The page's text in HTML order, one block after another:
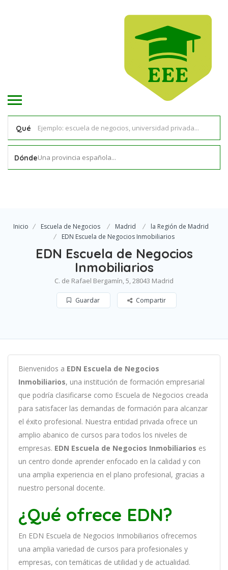
Qué
DóndeUna provincia española...
Inicio Escuela de Negocios Madrid
la Región de Madrid
EDN Escuela de Negocios Inmobiliarios
EDN Escuela de Negocios
Inmobiliarios
C. de Rafael Bergamín, 5, 28043 Madrid
Guardar Compartir
Bienvenidos a EDN Escuela de Negocios
Inmobiliarios, una institución de formación empresarial
que podría clasificarse como Escuela de Negocios creada
para satisfacer las demandas de formación para alcanzar
el éxito profesional. Nuestra entidad privada ofrece un
amplio abanico de cursos para todos los niveles de
empresas. EDN Escuela de Negocios Inmobiliarios es
un centro donde aprender enfocado en la calidad y con
una amplia experiencia en el plano profesional, gracias a
nuestro personal docente.
¿Qué ofrece EDN?
En EDN Escuela de Negocios Inmobiliarios ofrecemos
una amplia variedad de cursos para profesionales y
empresas, con temáticas de utilidad y de actualidad.